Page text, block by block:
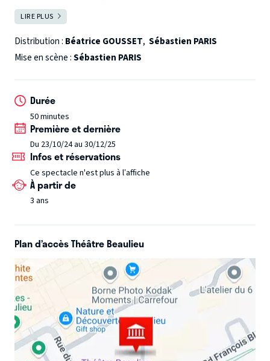
de le découvrir… mais cette montagne est loin, très
loin… Plus loin que le désert d’Amérique là où règne
l’intrépide cowboy.Plus loin que le village indien là où vit
l’arbre magique.Il faudra traverser mer et désert.
aventurières et aventuriers ! N’oubliez pas de réviser les
cordages du marin, hissez les voiles !!!
Alors c’est parti ! Spectacle magique et interactif
plus de 500 représentations à travers la France
LIRE PLUS
Distribution : Béatrice GOUSSET, Sébastien PARIS
Mise en scène :Sébastien PARIS
Durée
50 minutes
Première et dernière
Du 23/10/24 au 30/12/25
Infos et réservations
Ce spectacle n'est plus à l’affiche
À partir de
3 ans
Plan d’accès Théâtre Beaulieu